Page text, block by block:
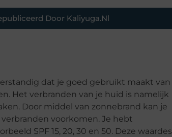
Door Kaliyuga.nl
dat je goed gebruikt maakt van
Het verbranden van je huid is namelijk
Door middel van zonnebrand kan je
voorkomen. Je hebt
SPF 15, 20, 30 en 50. Deze waardes